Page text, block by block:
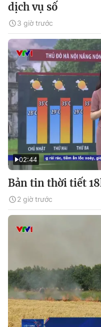
dịch vụ số
3 giờ trước
02:44
Bản tin thời tiết
2 giờ trước